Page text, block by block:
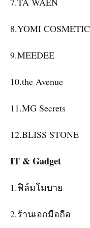
8.YOMI COSMETIC
9.MEEDEE
10.the Avenue
11.MG Secrets
12.BLISS STONE
IT & Gadget
1.ฟิล์มโมบาย
2.ร้านเอกมือถือ